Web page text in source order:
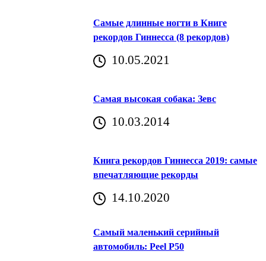
Самые длинные ногти в Книге
рекордов Гиннесса (8 рекордов)
10.05.2021
Самая высокая собака: Зевс
10.03.2014
Книга рекордов Гиннесса 2019: самые
впечатляющие рекорды
14.10.2020
Самый маленький серийный
автомобиль: Peel P50